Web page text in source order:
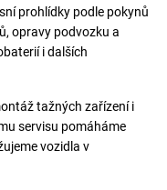
prohlídky podle pokynů
opravy podvozku a
i dalších
tažných zařízení i
servisu pomáháme
vozidla v